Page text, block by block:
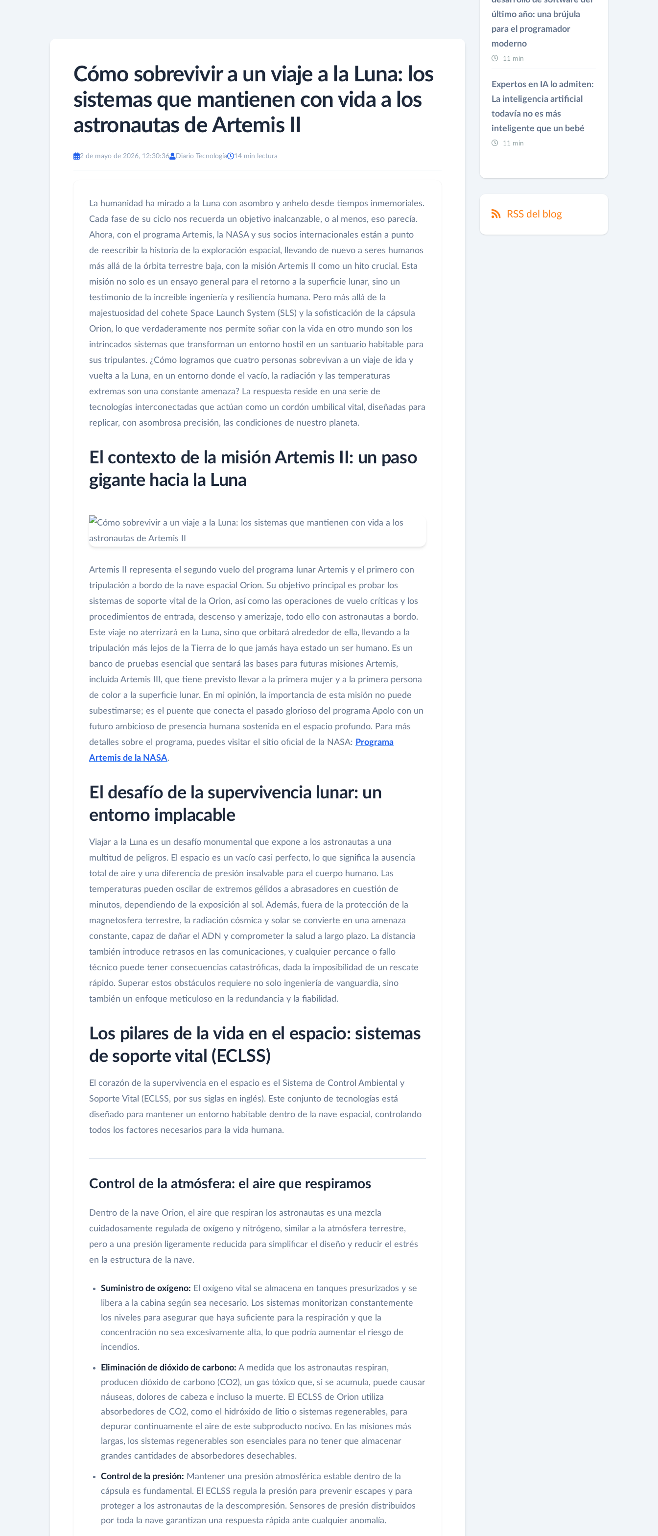
Cómo sobrevivir a un viaje a la Luna: los
sistemas que mantienen con vida a los
astronautas de Artemis II
2 de mayo de 2026, 12:30:36 Diario Tecnología 14 min lectura
La humanidad ha mirado a la Luna con asombro y anhelo desde tiempos inmemoriales.
Cada fase de su ciclo nos recuerda un objetivo inalcanzable, o al menos, eso parecía.
Ahora, con el programa Artemis, la NASA y sus socios internacionales están a punto
de reescribir la historia de la exploración espacial, llevando de nuevo a seres humanos
más allá de la órbita terrestre baja, con la misión Artemis II como un hito crucial. Esta
misión no solo es un ensayo general para el retorno a la superficie lunar, sino un
testimonio de la increíble ingeniería y resiliencia humana. Pero más allá de la
majestuosidad del cohete Space Launch System (SLS) y la sofisticación de la cápsula
Orion, lo que verdaderamente nos permite soñar con la vida en otro mundo son los
intrincados sistemas que transforman un entorno hostil en un santuario habitable para
sus tripulantes. ¿Cómo logramos que cuatro personas sobrevivan a un viaje de ida y
vuelta a la Luna, en un entorno donde el vacío, la radiación y las temperaturas
extremas son una constante amenaza? La respuesta reside en una serie de
tecnologías interconectadas que actúan como un cordón umbilical vital, diseñadas para
replicar, con asombrosa precisión, las condiciones de nuestro planeta.
El contexto de la misión Artemis II: un paso
gigante hacia la Luna
Artemis II representa el segundo vuelo del programa lunar Artemis y el primero con
tripulación a bordo de la nave espacial Orion. Su objetivo principal es probar los
sistemas de soporte vital de la Orion, así como las operaciones de vuelo críticas y los
procedimientos de entrada, descenso y amerizaje, todo ello con astronautas a bordo.
Este viaje no aterrizará en la Luna, sino que orbitará alrededor de ella, llevando a la
tripulación más lejos de la Tierra de lo que jamás haya estado un ser humano. Es un
banco de pruebas esencial que sentará las bases para futuras misiones Artemis,
incluida Artemis III, que tiene previsto llevar a la primera mujer y a la primera persona
de color a la superficie lunar. En mi opinión, la importancia de esta misión no puede
subestimarse; es el puente que conecta el pasado glorioso del programa Apolo con un
futuro ambicioso de presencia humana sostenida en el espacio profundo. Para más
detalles sobre el programa, puedes visitar el sitio oficial de la NASA: Programa
Artemis de la NASA.
El desafío de la supervivencia lunar: un
entorno implacable
Viajar a la Luna es un desafío monumental que expone a los astronautas a una
multitud de peligros. El espacio es un vacío casi perfecto, lo que significa la ausencia
total de aire y una diferencia de presión insalvable para el cuerpo humano. Las
temperaturas pueden oscilar de extremos gélidos a abrasadores en cuestión de
minutos, dependiendo de la exposición al sol. Además, fuera de la protección de la
magnetosfera terrestre, la radiación cósmica y solar se convierte en una amenaza
constante, capaz de dañar el ADN y comprometer la salud a largo plazo. La distancia
también introduce retrasos en las comunicaciones, y cualquier percance o fallo
técnico puede tener consecuencias catastróficas, dada la imposibilidad de un rescate
rápido. Superar estos obstáculos requiere no solo ingeniería de vanguardia, sino
también un enfoque meticuloso en la redundancia y la fiabilidad.
Los pilares de la vida en el espacio: sistemas
de soporte vital (ECLSS)
El corazón de la supervivencia en el espacio es el Sistema de Control Ambiental y
Soporte Vital (ECLSS, por sus siglas en inglés). Este conjunto de tecnologías está
diseñado para mantener un entorno habitable dentro de la nave espacial, controlando
todos los factores necesarios para la vida humana.
Control de la atmósfera: el aire que respiramos
Dentro de la nave Orion, el aire que respiran los astronautas es una mezcla
cuidadosamente regulada de oxígeno y nitrógeno, similar a la atmósfera terrestre,
pero a una presión ligeramente reducida para simplificar el diseño y reducir el estrés
en la estructura de la nave.
Suministro de oxígeno: El oxígeno vital se almacena en tanques presurizados y se
libera a la cabina según sea necesario. Los sistemas monitorizan constantemente
los niveles para asegurar que haya suficiente para la respiración y que la
concentración no sea excesivamente alta, lo que podría aumentar el riesgo de
incendios.
Eliminación de dióxido de carbono: A medida que los astronautas respiran,
producen dióxido de carbono (CO2), un gas tóxico que, si se acumula, puede causar
náuseas, dolores de cabeza e incluso la muerte. El ECLSS de Orion utiliza
absorbedores de CO2, como el hidróxido de litio o sistemas regenerables, para
depurar continuamente el aire de este subproducto nocivo. En las misiones más
largas, los sistemas regenerables son esenciales para no tener que almacenar
grandes cantidades de absorbedores desechables.
Control de la presión: Mantener una presión atmosférica estable dentro de la
cápsula es fundamental. El ECLSS regula la presión para prevenir escapes y para
proteger a los astronautas de la descompresión. Sensores de presión distribuidos
por toda la nave garantizan una respuesta rápida ante cualquier anomalía.
último año: una brújula
para el programador
moderno
11 min
Expertos en IA lo admiten:
La inteligencia artificial
todavía no es más
inteligente que un bebé
11 min
RSS del blog